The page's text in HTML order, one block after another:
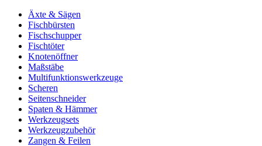
Äxte & Sägen
Fischbürsten
Fischschupper
Fischtöter
Knotenöffner
Maßstäbe
Multifunktionswerkzeuge
Scheren
Seitenschneider
Spaten & Hämmer
Werkzeugsets
Werkzeugzubehör
Zangen & Feilen